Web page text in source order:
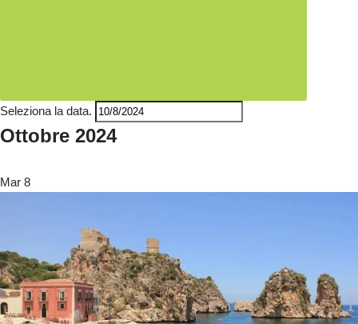
Seleziona la data.
Ottobre 2024
Mar 8